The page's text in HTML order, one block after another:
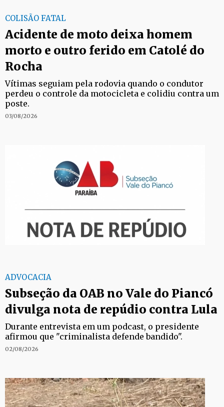
COLISÃO FATAL
Acidente de moto deixa homem
morto e outro ferido em Catolé do
Rocha
Vítimas seguiam pela rodovia quando o condutor
perdeu o controle da motocicleta e colidiu contra um
poste.
03/08/2026
ADVOCACIA
Subseção da OAB no Vale do Piancó
divulga nota de repúdio contra Lula
Durante entrevista em um podcast, o presidente
afirmou que "criminalista defende bandido".
02/08/2026